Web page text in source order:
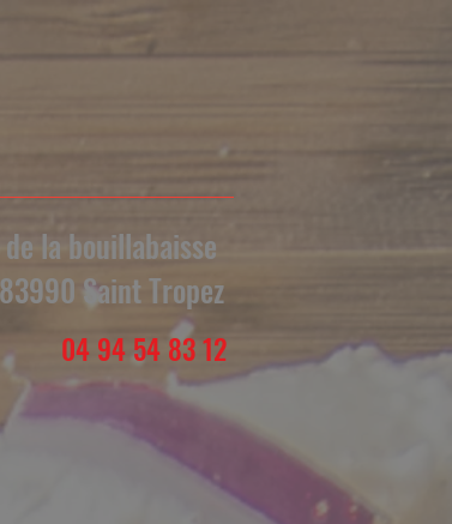
la bouillabaisse
83990 Saint Tropez
04 94 54 83 12